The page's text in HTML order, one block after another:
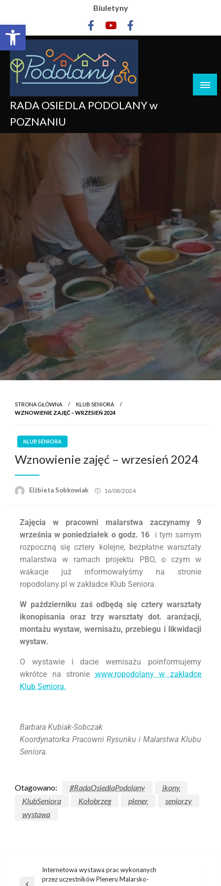
Otwórz pasek narzędzi
Biuletyny
RADA OSIEDLA PODOLANY w
POZNANIU
STRONA GŁÓWNA
KLUB SENIORA
WZNOWIENIE ZAJĘĆ – WRZESIEŃ 2024
KLUB SENIORA
Wznowienie zajęć – wrzesień 2024
Elżbieta Sobkowiak 16/08/2024
Zajęcia w pracowni malarstwa zaczynamy 9
września w poniedziałek o godz. 16 i tym samym
rozpoczną się cztery kolejne, bezpłatne warsztaty
malarstwa w ramach projektu PBO, o czym w
wakacje już informowałyśmy na stronie
ropodolany.pl w zakładce Klub Seniora.
W październiku zaś odbędą się cztery warsztaty
ikonopisania oraz trzy warsztaty dot. aranżacji,
montażu wystaw, wernisażu, przebiegu i likwidacji
wystaw.
O wystawie i dacie wernisażu poinformujemy
wkrótce na stronie www.ropodolany w zakładce
Klub Seniora.
Barbara Kubiak-Sobczak
Koordynatorka Pracowni Rysunku i Malarstwa Klubu
Seniora.
Otagowano: #RadaOsiedlaPodolany
ikony
KlubSeniora
Kołobrzeg plener
seniorzy
wystawa
Internetowa wystawa prac wykonanych
przez uczestników Pleneru Malarsko-